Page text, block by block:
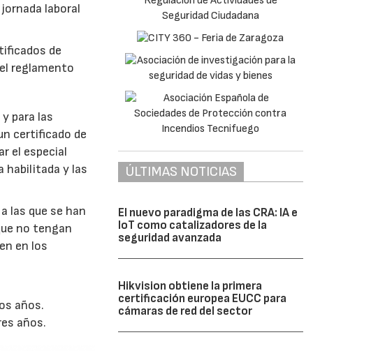
laboral
de
reglamento
para las
certificado de
el especial
habilitada y las
las que se han
no tengan
en los
años.
años.
ÚLTIMAS NOTICIAS
El nuevo paradigma de las CRA: IA e
IoT como catalizadores de la
seguridad avanzada
Hikvision obtiene la primera
certificación europea EUCC para
cámaras de red del sector